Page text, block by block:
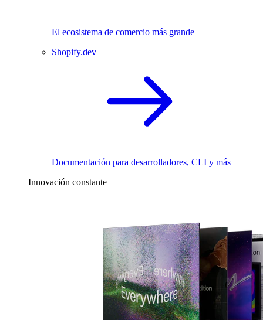
El ecosistema de comercio más grande
Shopify.dev
Documentación para desarrolladores, CLI y más
Innovación constante